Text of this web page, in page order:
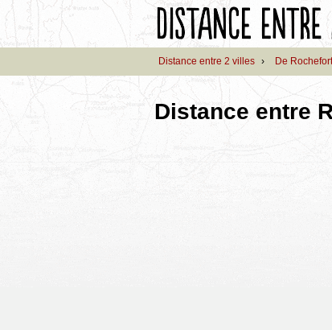
Distance entre 2 villes › De
Distance entre